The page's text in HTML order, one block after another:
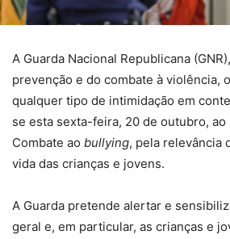
A Guarda Nacional Republicana
prevenção e do combate à violência,
qualquer tipo de intimidação em
se esta sexta-feira, 20 de outubro, ao
Combate ao bullying, pela relevância
vida das crianças e jovens.
A Guarda pretende alertar e
geral e, em particular, as crianças e